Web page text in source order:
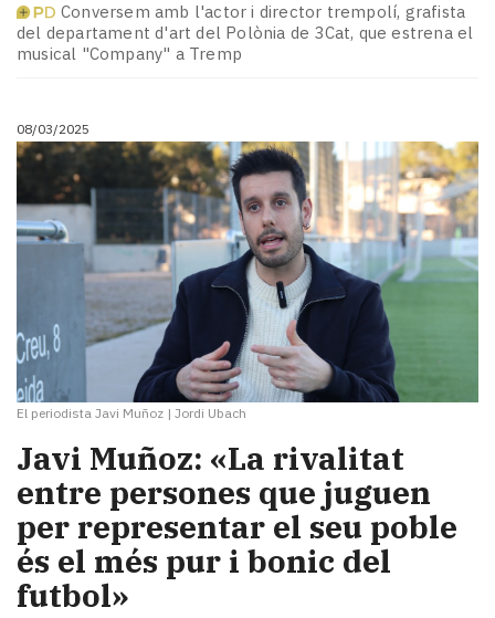
Conversem amb l'actor i director trempolí, grafista
del departament d'art del Polònia de 3Cat, que estrena el
musical "Company" a Tremp
08/03/2025
El periodista Javi Muñoz | Jordi Ubach
Javi Muñoz: «La rivalitat
entre persones que juguen
per representar el seu poble
és el més pur i bonic del
futbol»